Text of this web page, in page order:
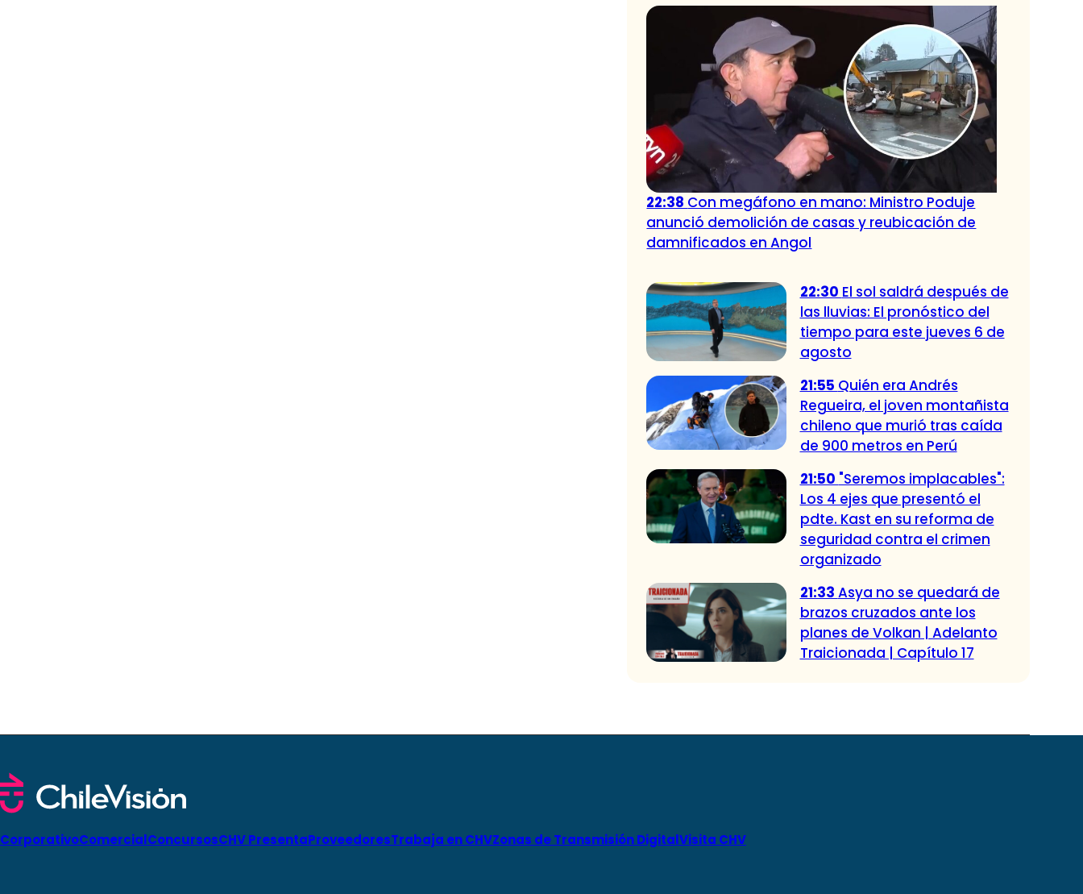
22:38 Con megáfono en mano: Ministro Poduje
anunció demolición de casas y reubicación de
damnificados en Angol
22:30 El sol saldrá después de
las lluvias: El pronóstico del
tiempo para este jueves 6 de
agosto
21:55 Quién era Andrés
Regueira, el joven montañista
chileno que murió tras caída
de 900 metros en Perú
21:50 "Seremos implacables":
Los 4 ejes que presentó el
pdte. Kast en su reforma de
seguridad contra el crimen
organizado
21:33 Asya no se quedará de
brazos cruzados ante los
planes de Volkan | Adelanto
Traicionada | Capítulo 17
CorporativoComercialConcursosCHV PresentaProveedoresTrabaja en CHVZonas de Transmisión DigitalVisita CHV